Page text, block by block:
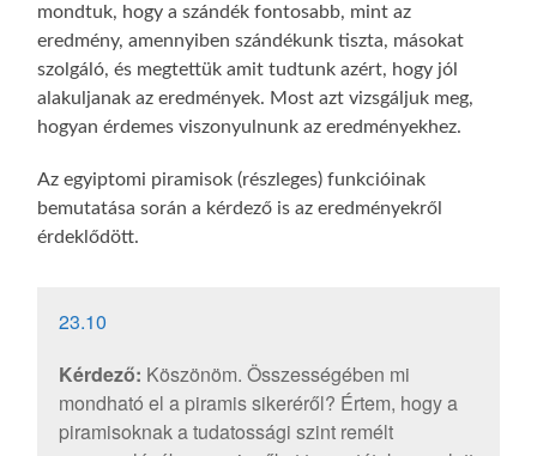
mondtuk, hogy a szándék fontosabb, mint az
eredmény, amennyiben szándékunk tiszta, másokat
szolgáló, és megtettük amit tudtunk azért, hogy jól
alakuljanak az eredmények. Most azt vizsgáljuk meg,
hogyan érdemes viszonyulnunk az eredményekhez.
Az egyiptomi piramisok (részleges) funkcióinak
bemutatása során a kérdező is az eredményekről
érdeklődött.
23.10
Kérdező: Köszönöm. Összességében mi
mondható el a piramis sikeréről? Értem, hogy a
piramisoknak a tudatossági szint remélt